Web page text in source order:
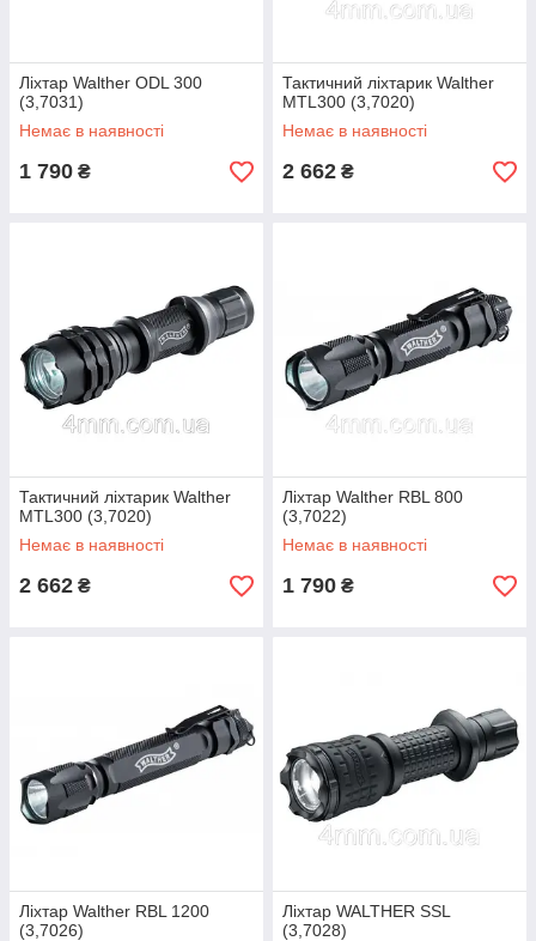
Ліхтар Walther ODL 300
(3,7031)
Немає в наявності
1 790 ₴
Тактичний ліхтарик Walther
MTL300 (3,7020)
Немає в наявності
2 662 ₴
Тактичний ліхтарик Walther
MTL300 (3,7020)
Немає в наявності
2 662 ₴
Ліхтар Walther RBL 800
(3,7022)
Немає в наявності
1 790 ₴
Ліхтар Walther RBL 1200
(3,7026)
Ліхтар WALTHER SSL
(3,7028)